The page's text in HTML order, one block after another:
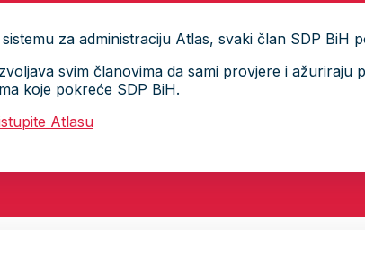
za administraciju Atlas, svaki član SDP BiH
svim članovima da sami provjere i
koje pokreće SDP BiH.
Atlasu